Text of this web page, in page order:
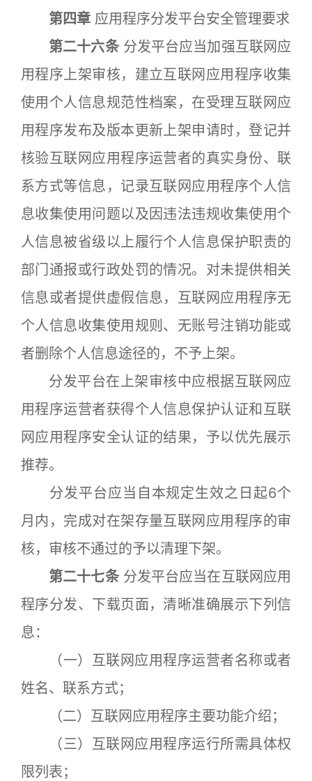
第四章 应用程序分发平台安全管理要求
第二十六条分发平台应当加强互联网应
用程序上架审核，建立互联网应用程序收集
使用个人信息规范性档案，在受理互联网应
用程序发布及版本更新上架申请时，登记并
核验互联网应用程序运营者的真实身份、联
系方式等信息，记录互联网应用程序个人信
息收集使用问题以及因违法违规收集使用个
人信息被省级以上履行个人信息保护职责的
部门通报或行政处罚的情况。对未提供相关
信息或者提供虚假信息，互联网应用程序无
个人信息收集使用规则、无账号注销功能或
者删除个人信息途径的，不予上架。
分发平台在上架审核中应根据互联网应
用程序运营者获得个人信息保护认证和互联
网应用程序安全认证的结果，予以优先展示
推荐。
分发平台应当自本规定生效之日起6个
月内，完成对在架存量互联网应用程序的审
核，审核不通过的予以清理下架。
第二十七条分发平台应当在互联网应用
程序分发、下载页面，清晰准确展示下列信
息：
（一）互联网应用程序运营者名称或者
姓名、联系方式；
（二）互联网应用程序主要功能介绍；
（三）互联网应用程序运行所需具体权
限列表；